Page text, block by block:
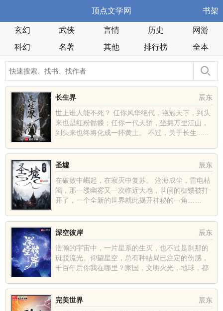
顶点文学网 书架
玄幻 武侠 言情 历史
网游
科幻
名著 其他 排行榜 全本
辰东
长生界
世上谁人能不死？ 任你风华绝代，艳冠天下，到头
来也是红粉骷髅；任你一代天骄，坐拥万里江山，
到头来也终将化成一抔黄土。 不过，关于长生......
辰东
圣墟
在破败中崛起，在寂灭中复苏。 沧海成尘，雷电枯
竭，那一缕幽雾又一次临近大地，世间的枷锁被打
开了，一个全新的世界就此揭开神秘的一角……
辰东
深空彼岸
浩瀚的宇宙中，一片星系的生灭，也不过是刹那的
斑驳流光。仰望星空，总有种结局已注定的伤感，
千百年后你我在哪里？家国，文明火光，地球，都
辰东
完美世界